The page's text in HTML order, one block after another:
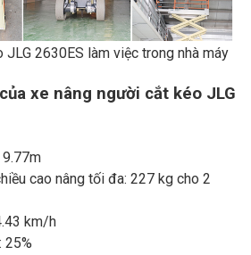
2630ES làm việc trong nhà máy
xe nâng người cắt kéo JLG
9.77m
cao nâng tối đa: 227 kg cho 2
km/h
25%